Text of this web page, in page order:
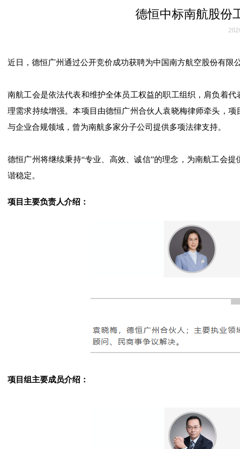
德恒中标南航股份
近日，德恒广州通过公开竞价成功获聘为中国南方航空股份有限
南航工会是依法代表和维护全体员工权益的职工组织，肩负着
理需求持续增强。本项目由德恒广州合伙人袁晓梅律师牵头，
与企业合规领域，曾为南航多家分子公司提供多项法律支持。
德恒广州将继续秉持“专业、高效、诚信”的理念，为南航工会
谐稳定。
项目主要负责人介绍：
项目组主要成员介绍：